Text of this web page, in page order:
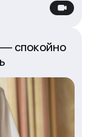
спокойно